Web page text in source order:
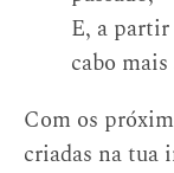
E, a partir
cabo
Com os
criadas na tua